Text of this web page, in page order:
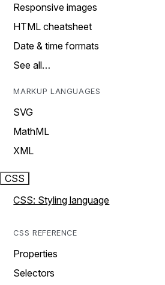
Responsive images
HTML cheatsheet
Date & time formats
See all…
MARKUP LANGUAGES
SVG
MathML
XML
CSS
CSS: Styling language
CSS REFERENCE
Properties
Selectors